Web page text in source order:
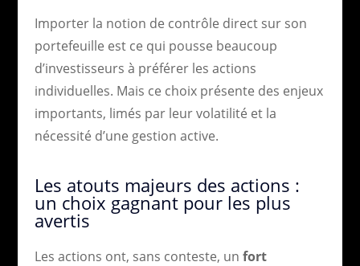
Importer la notion de contrôle direct sur son
portefeuille est ce qui pousse beaucoup
d’investisseurs à préférer les actions
individuelles. Mais ce choix présente des enjeux
importants, limés par leur volatilité et la
nécessité d’une gestion active.
Les atouts majeurs des actions :
un choix gagnant pour les plus
avertis
Les actions ont, sans conteste, un fort